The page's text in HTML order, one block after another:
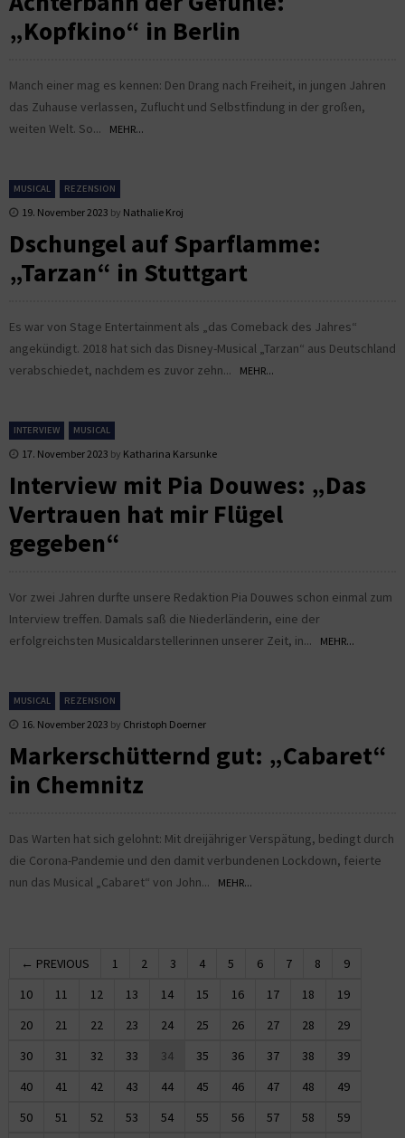
„Kopfkino“ in Berlin
Manch einer mag es kennen: Den Drang nach Freiheit, in jungen Jahren
das Zuhause verlassen, Zuflucht und Selbstfindung in der großen,
weiten Welt. So...
MEHR...
MUSICAL REZENSION
19. November 2023 by Nathalie Kroj
Dschungel auf Sparflamme:
„Tarzan“ in Stuttgart
Es war von Stage Entertainment als „das Comeback des Jahres“
angekündigt. 2018 hat sich das Disney-Musical „Tarzan“ aus Deutschland
verabschiedet, nachdem es zuvor zehn...
MEHR...
INTERVIEW MUSICAL
17. November 2023 by Katharina Karsunke
Interview mit Pia Douwes: „Das
Vertrauen hat mir Flügel
gegeben“
Vor zwei Jahren durfte unsere Redaktion Pia Douwes schon einmal zum
Interview treffen. Damals saß die Niederländerin, eine der
erfolgreichsten Musicaldarstellerinnen unserer Zeit, in...
MEHR...
MUSICAL REZENSION
16. November 2023 by Christoph Doerner
Markerschütternd gut: „Cabaret“
in Chemnitz
Das Warten hat sich gelohnt: Mit dreijähriger Verspätung, bedingt durch
die Corona-Pandemie und den damit verbundenen Lockdown, feierte
nun das Musical „Cabaret“ von John...
MEHR...
← PREVIOUS 1 2 3 4 5 6 7 8
9
10
11 12 13 14 15 16 17 18
19
20
21 22 23 24 25 26 27 28
29
30
31 32 33 34 35 36 37 38
39
40
41 42 43 44 45 46 47 48
49
50
51 52 53 54 55 56 57 58
59